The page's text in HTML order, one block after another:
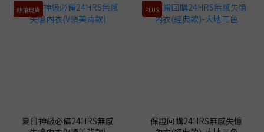
秒搶現貨
夏日神級必備24HRS無感
PLUS
保證回購24HRS無感失憶